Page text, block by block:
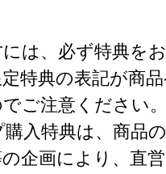
は、必ず特典を
特典の表記が商
ご注意ください
入特典は、商品
企画により、直